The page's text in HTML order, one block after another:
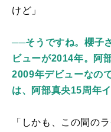
けど」
──そうですね。櫻子
ビューが2014年。阿
2009年デビューなの
は、阿部真央15周年
「しかも、この間の